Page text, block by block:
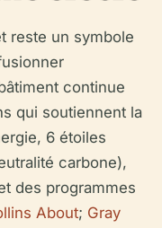
reste un symbole
continue
qui soutiennent la
6 étoiles
carbone),
des programmes
About; Gray